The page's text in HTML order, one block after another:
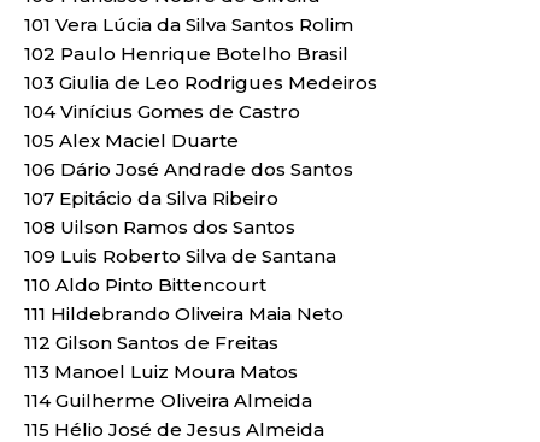
101 Vera Lúcia da Silva Santos Rolim
102 Paulo Henrique Botelho Brasil
103 Giulia de Leo Rodrigues Medeiros
104 Vinícius Gomes de Castro
105 Alex Maciel Duarte
106 Dário José Andrade dos Santos
107 Epitácio da Silva Ribeiro
108 Uilson Ramos dos Santos
109 Luis Roberto Silva de Santana
110 Aldo Pinto Bittencourt
111 Hildebrando Oliveira Maia Neto
112 Gilson Santos de Freitas
113 Manoel Luiz Moura Matos
114 Guilherme Oliveira Almeida
115 Hélio José de Jesus Almeida